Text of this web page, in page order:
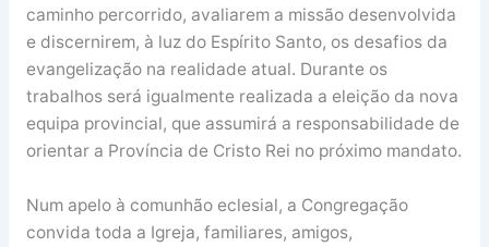
caminho percorrido, avaliarem a missão desenvolvida
e discernirem, à luz do Espírito Santo, os desafios da
evangelização na realidade atual. Durante os
trabalhos será igualmente realizada a eleição da nova
equipa provincial, que assumirá a responsabilidade de
orientar a Província de Cristo Rei no próximo mandato.
Num apelo à comunhão eclesial, a Congregação
convida toda a Igreja, familiares, amigos,